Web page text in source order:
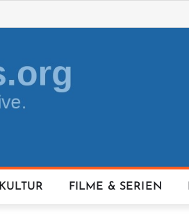
KULTUR FILME & SERIEN